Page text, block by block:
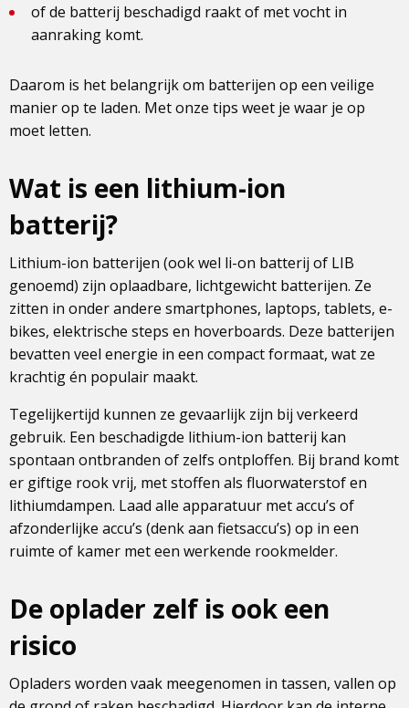
of de batterij beschadigd raakt of met vocht in
aanraking komt.
Daarom is het belangrijk om batterijen op een veilige
manier op te laden. Met onze tips weet je waar je op
moet letten.
Wat is een lithium-ion
batterij?
Lithium-ion batterijen (ook wel li-on batterij of LIB
genoemd) zijn oplaadbare, lichtgewicht batterijen. Ze
zitten in onder andere smartphones, laptops, tablets, e-
bikes, elektrische steps en hoverboards. Deze batterijen
bevatten veel energie in een compact formaat, wat ze
krachtig én populair maakt.
Tegelijkertijd kunnen ze gevaarlijk zijn bij verkeerd
gebruik. Een beschadigde lithium-ion batterij kan
spontaan ontbranden of zelfs ontploffen. Bij brand komt
er giftige rook vrij, met stoffen als fluorwaterstof en
lithiumdampen. Laad alle apparatuur met accu’s of
afzonderlijke accu’s (denk aan fietsaccu’s) op in een
ruimte of kamer met een werkende rookmelder.
De oplader zelf is ook een
risico
Opladers worden vaak meegenomen in tassen, vallen op